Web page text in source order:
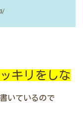
キリをしな
いているので